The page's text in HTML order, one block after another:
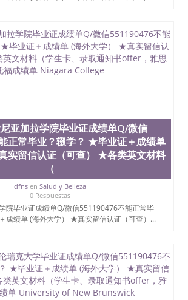
QQ微信551190476国外留学文凭认证
国外文凭回国认证QQ微信
文凭办理QQ微信551190476法国留学
信551190476 国外烫金照片QQ微信
文凭在中国有用吗QQ微信551190476
信551190476国外本科毕业证怎么办
国外大学文凭真制作QQ微信
外文凭可找工作QQ微信551190476国
QQ微信551190476办理国外毕业证价
国外编号查询QQ微信551190476
交定金吗QQ微信551190476办国外可
551190476网上购买真文凭可信吗QQ
学士学位证书查询机构QQ微信
资格证书办理QQ微信551190476如何
微信551190476海外文凭认证办理
是加州历史悠久的大学之一，也是美
学之一。位于圣何塞市San Jose中
顷。它是一所位于加利福尼亚州的著
学，它以极高的就业率，全美名列前
亚加拉学院毕业证成绩单Q/微信
正常毕业？辍学？ ★毕业证＋成绩单
实留信认证（可查） ★各类英文材料
（
dfnsen Salud y Belleza
0 Respuestas
院毕业证成绩单Q/微信551190476不能正常毕
成绩单 (海外大学） ★真实留信认证（可查）...